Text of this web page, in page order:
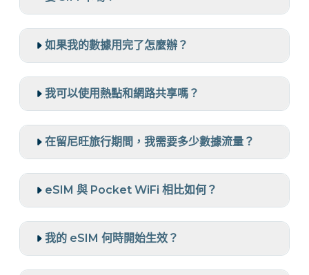
如果我的數據用完了怎麼辦？
我可以使用熱點和網路共享嗎？
在留尼旺旅行期間，我需要多少數據流量？
eSIM 與 Pocket WiFi 相比如何？
我的 eSIM 何時開始生效？